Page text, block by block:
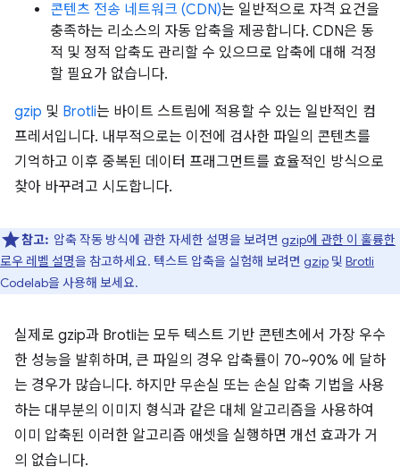
콘텐츠 전송 네트워크 (CDN)는 일반적으로 자격 요건을
충족하는 리소스의 자동 압축을 제공합니다. CDN은 동
적 및 정적 압축도 관리할 수 있으므로 압축에 대해 걱정
할 필요가 없습니다.
gzip 및 Brotli는 바이트 스트림에 적용할 수 있는 일반적인 컴
프레서입니다. 내부적으로는 이전에 검사한 파일의 콘텐츠를
기억하고 이후 중복된 데이터 프래그먼트를 효율적인 방식으로
찾아 바꾸려고 시도합니다.
참고: 압축 작동 방식에 관한 자세한 설명을 보려면 gzip에 관한 이 훌륭한
로우 레벨 설명을 참고하세요. 텍스트 압축을 실험해 보려면 gzip 및 Brotli
Codelab을 사용해 보세요.
실제로 gzip과 Brotli는 모두 텍스트 기반 콘텐츠에서 가장 우수
한 성능을 발휘하며, 큰 파일의 경우 압축률이 70~90% 에 달하
는 경우가 많습니다. 하지만 무손실 또는 손실 압축 기법을 사용
하는 대부분의 이미지 형식과 같은 대체 알고리즘을 사용하여
이미 압축된 이러한 알고리즘 애셋을 실행하면 개선 효과가 거
의 없습니다.